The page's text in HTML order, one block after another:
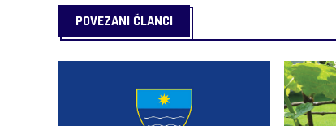
POVEZANI ČLANCI